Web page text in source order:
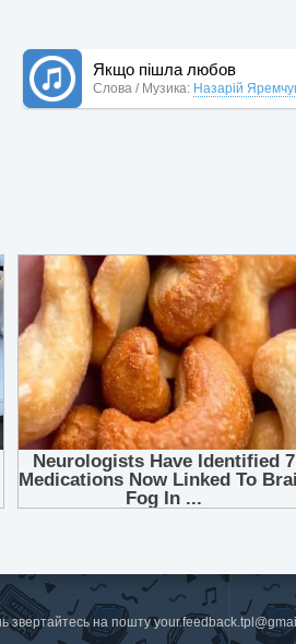
Якщо пішла любов
Слова / Музика: Назарій
звертайтесь на пошту